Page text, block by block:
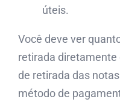
úteis.
Você deve ver
retirada diretamente
de retirada das
método de